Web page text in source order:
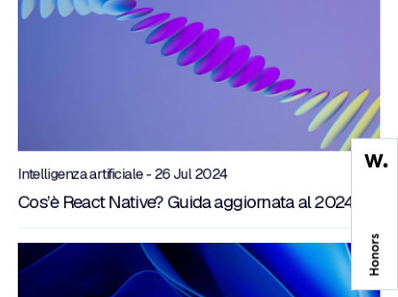
Intelligenza artificiale - 26 Jul 2024
Cos’è React Native? Guida aggiornata al 2024